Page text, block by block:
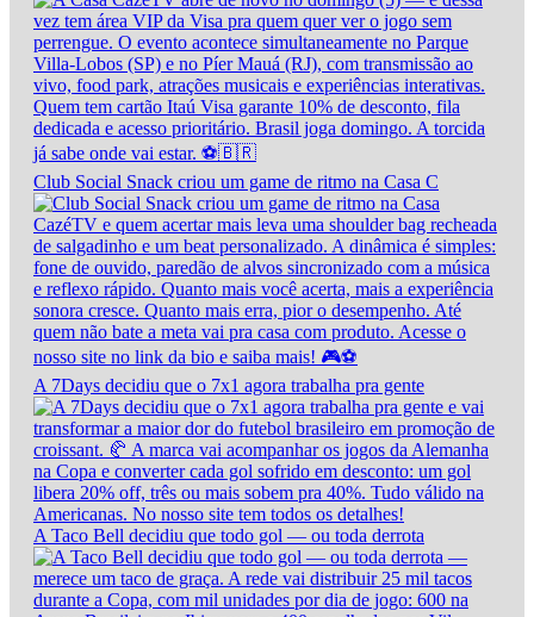
Club Social Snack criou um game de ritmo na Casa C
A 7Days decidiu que o 7x1 agora trabalha pra gente
A Taco Bell decidiu que todo gol — ou toda derrota